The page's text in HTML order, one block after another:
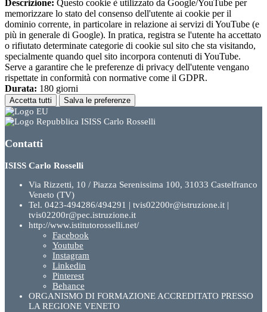
Descrizione: Questo cookie è utilizzato da Google/YouTube per
memorizzare lo stato del consenso dell'utente ai cookie per il
dominio corrente, in particolare in relazione ai servizi di YouTube (e
più in generale di Google). In pratica, registra se l'utente ha accettato
o rifiutato determinate categorie di cookie sul sito che sta visitando,
specialmente quando quel sito incorpora contenuti di YouTube.
Serve a garantire che le preferenze di privacy dell'utente vengano
rispettate in conformità con normative come il GDPR.
Durata: 180 giorni
Accetta tutti Salva le preferenze
ISISS Carlo Rosselli
Contatti
ISISS Carlo Rosselli
Via Rizzetti, 10 / Piazza Serenissima 100, 31033 Castelfranco
Veneto (TV)
Tel. 0423-494286/494291 | tvis02200r@istruzione.it |
tvis02200r@pec.istruzione.it
http://www.istitutorosselli.net/
Facebook
Youtube
Instagram
Linkedin
Pinterest
Behance
ORGANISMO DI FORMAZIONE ACCREDITATO PRESSO
LA REGIONE VENETO